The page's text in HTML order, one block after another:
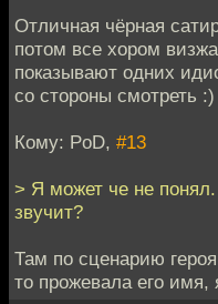
Отличная чёрная
потом все хором
показывают одних
со стороны смотреть
Кому: PoD, #13
> Я может че не
звучит?
Там по сценарию
то прожевала его